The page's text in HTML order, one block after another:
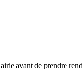
avant de prendre